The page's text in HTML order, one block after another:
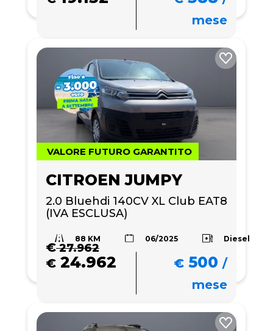
mese
VALORE FUTURO GARANTITO
CITROEN JUMPY
2.0 Bluehdi 140CV XL Club EAT8
(IVA ESCLUSA)
88 KM 06/2025 Diesel
€27.962
€ 24.962 € 500 /
mese